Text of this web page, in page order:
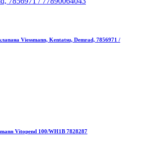
Viessmann, Kentatsu, Demrad, 7856971 /
Vitopend 100/WH1B 7828287